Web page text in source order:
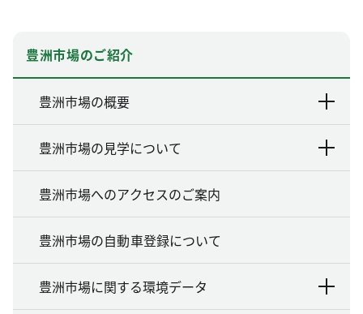
豊洲市場のご紹介
豊洲市場の概要
豊洲市場の見学について
豊洲市場へのアクセスのご案内
豊洲市場の自動車登録について
豊洲市場に関する環境データ